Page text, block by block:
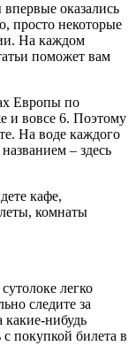
оказались
просто некоторые
На каждом
поможет вам
Европы по
и вовсе 6. Поэтому
На воде каждого
– здесь
кафе,
комнаты
легко
следите за
какие-нибудь
покупкой билета в